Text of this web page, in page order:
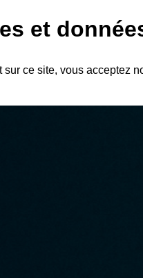
et
sur ce site, vous acceptez